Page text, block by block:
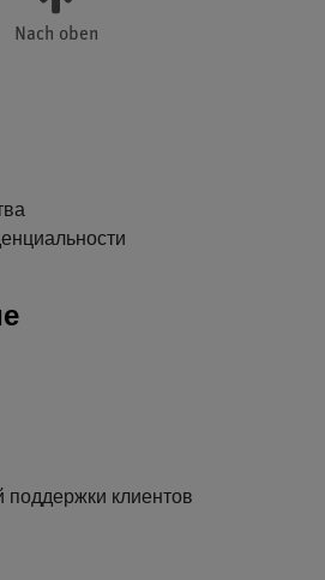
Nach oben
поддержки клиентов